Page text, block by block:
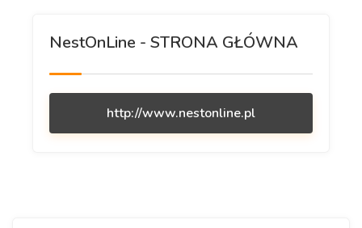
NestOnLine - STRONA GŁÓWNA
http://www.nestonline.pl